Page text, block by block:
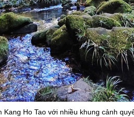
Ho Tao với nhiều khung cảnh